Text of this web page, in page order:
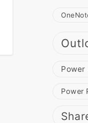
Power
Power